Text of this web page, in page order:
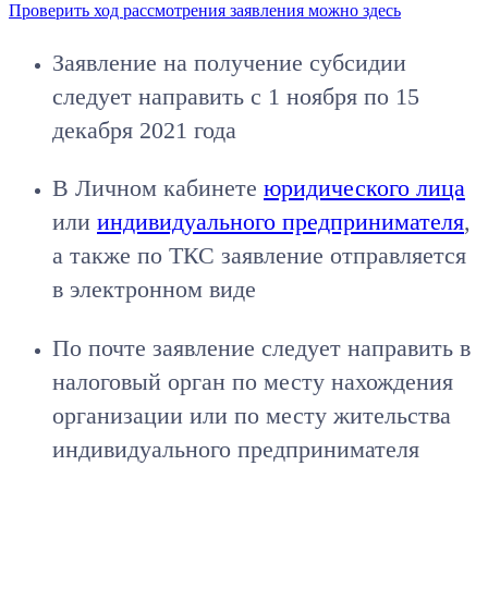
Проверить ход рассмотрения заявления можно здесь
Заявление на получение субсидии
следует направить с 1 ноября по 15
декабря 2021 года
В Личном кабинете юридического лица
или индивидуального предпринимателя,
а также по ТКС заявление отправляется
в электронном виде
По почте заявление следует направить в
налоговый орган по месту нахождения
организации или по месту жительства
индивидуального предпринимателя